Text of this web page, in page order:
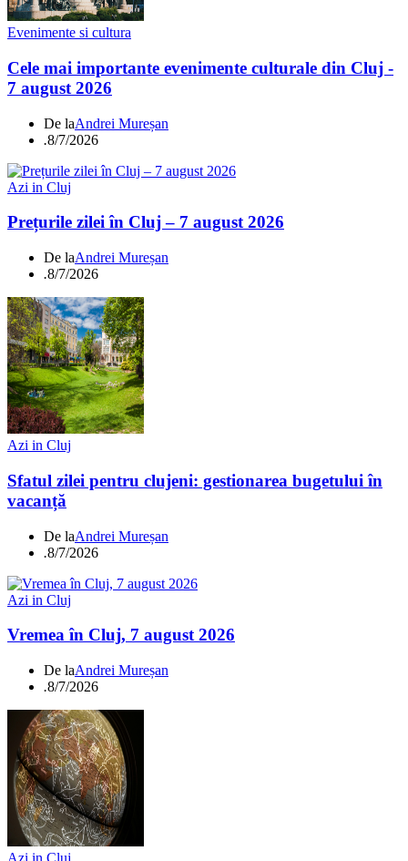
Evenimente si cultura
Cele mai importante evenimente culturale din Cluj -
7 august 2026
De laAndrei Mureșan
.8/7/2026
Azi in Cluj
Prețurile zilei în Cluj – 7 august 2026
De laAndrei Mureșan
.8/7/2026
Azi in Cluj
Sfatul zilei pentru clujeni: gestionarea bugetului în
vacanță
De laAndrei Mureșan
.8/7/2026
Azi in Cluj
Vremea în Cluj, 7 august 2026
De laAndrei Mureșan
.8/7/2026
Azi in Cluj